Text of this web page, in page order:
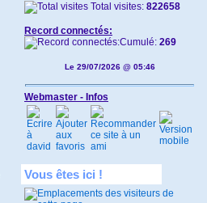
Total visites: 822658
Record connectés:
Cumulé: 269
Le 29/07/2026 @ 05:46
Webmaster - Infos
Vous êtes ici !